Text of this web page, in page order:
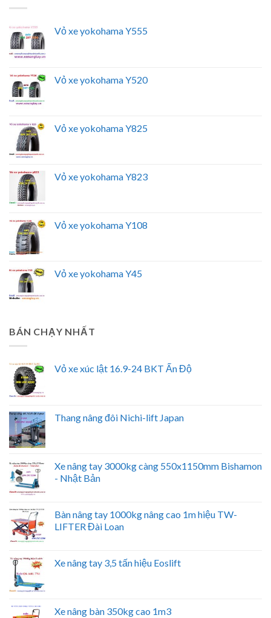
Vỏ xe yokohama Y555
Vỏ xe yokohama Y520
Vỏ xe yokohama Y825
Vỏ xe yokohama Y823
Vỏ xe yokohama Y108
Vỏ xe yokohama Y45
BÁN CHẠY NHẤT
Vỏ xe xúc lật 16.9-24 BKT Ấn Độ
Thang nâng đôi Nichi-lift Japan
Xe nâng tay 3000kg càng 550x1150mm Bishamon
- Nhật Bản
Bàn nâng tay 1000kg nâng cao 1m hiệu TW-
LIFTER Đài Loan
Xe nâng tay 3,5 tấn hiệu Eoslift
Xe nâng bàn 350kg cao 1m3